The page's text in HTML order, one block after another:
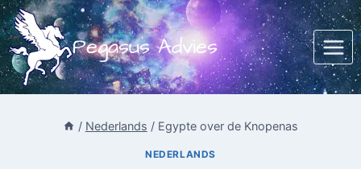
Doorgaan
naar
inhoud
Pegasus Advies
/ Nederlands / Egypte over de Knopenas
NEDERLANDS